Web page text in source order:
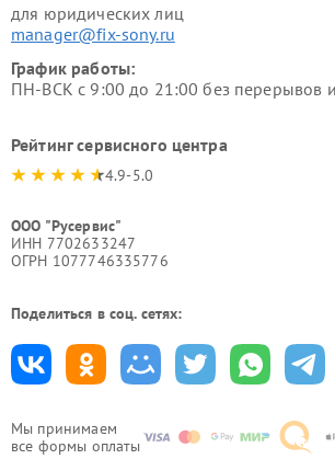
Мы принимаем
все формы оплаты
для юридических лиц
manager@fix-sony.ru
График работы:
ПН-ВСК с 9:00 до 21:00 без перерывов
Рейтинг сервисного центра
4.9-5.0
ООО "Русервис"
ИНН 7702633247
ОГРН 1077746335776
Поделиться в соц. сетях: